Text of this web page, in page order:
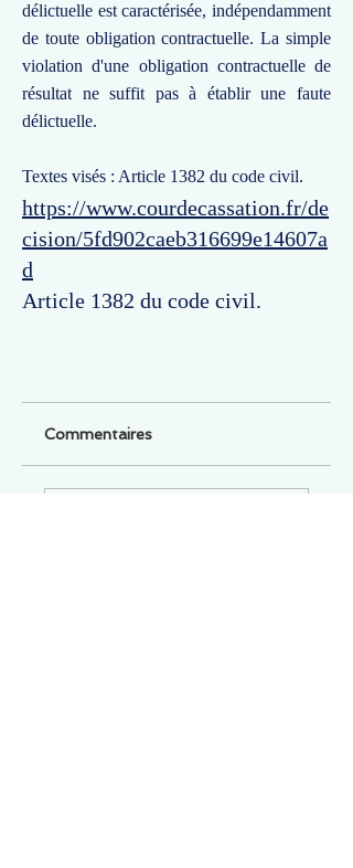
délictuelle est caractérisée, indépendamment
de toute obligation contractuelle. La simple
violation d'une obligation contractuelle de
résultat ne suffit pas à établir une faute
délictuelle.
Textes visés : Article 1382 du code civil.
https://www.courdecassation.fr/de
cision/5fd902caeb316699e14607a
d
Article 1382 du code civil.
Commentaires